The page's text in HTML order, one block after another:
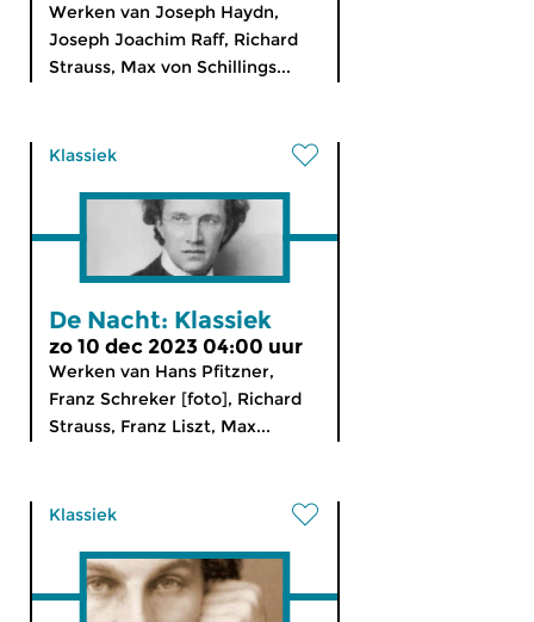
Werken van Joseph Haydn,
Joseph Joachim Raff, Richard
Strauss, Max von Schillings...
Klassiek
De Nacht: Klassiek
zo 10 dec 2023 04:00 uur
Werken van Hans Pfitzner,
Franz Schreker [foto], Richard
Strauss, Franz Liszt, Max...
Klassiek